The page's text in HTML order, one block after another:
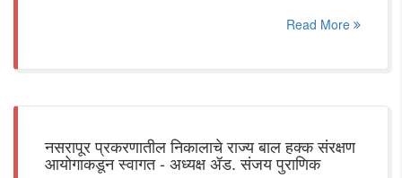
Read More
नसरापूर प्रकरणातील निकालाचे राज्य बाल हक्क संरक्षण
आयोगाकडून स्वागत - अध्यक्ष ॲड. संजय पुराणिक